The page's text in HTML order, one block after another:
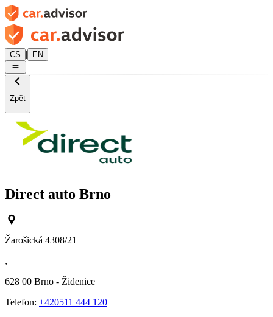
CS | EN
Zpět
Direct auto Brno
Žarošická 4308/21
,
628 00 Brno - Židenice
Telefon: +420511 444 120